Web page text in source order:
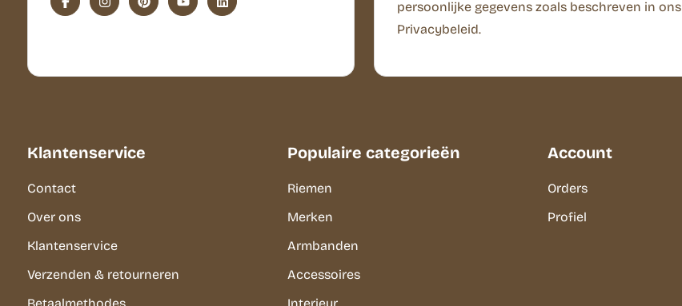
persoonlijke gegevens zoals beschreven in ons
Privacybeleid.
Klantenservice
Contact
Over ons
Klantenservice
Verzenden & retourneren
Populaire categorieën
Riemen
Merken
Armbanden
Accessoires
Account
Orders
Profiel